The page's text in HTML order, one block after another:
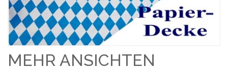
MEHR ANSICHTEN